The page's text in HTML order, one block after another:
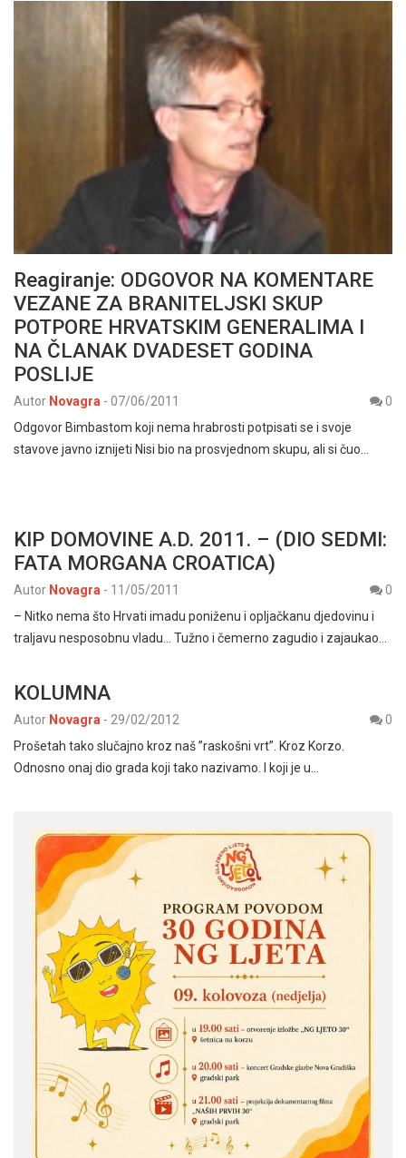
Reagiranje: ODGOVOR NA KOMENTARE
VEZANE ZA BRANITELJSKI SKUP
POTPORE HRVATSKIM GENERALIMA I
NA ČLANAK DVADESET GODINA
POSLIJE
Autor Novagra - 07/06/2011
0
Odgovor Bimbastom koji nema hrabrosti potpisati se i svoje
stavove javno iznijeti Nisi bio na prosvjednom skupu, ali si čuo…
KIP DOMOVINE A.D. 2011. – (DIO SEDMI:
FATA MORGANA CROATICA)
Autor Novagra - 11/05/2011
0
– Nitko nema što Hrvati imadu poniženu i opljačkanu djedovinu i
traljavu nesposobnu vladu… Tužno i čemerno zagudio i zajaukao…
KOLUMNA
Autor Novagra - 29/02/2012
0
Prošetah tako slučajno kroz naš ”raskošni vrt”. Kroz Korzo.
Odnosno onaj dio grada koji tako nazivamo. I koji je u…